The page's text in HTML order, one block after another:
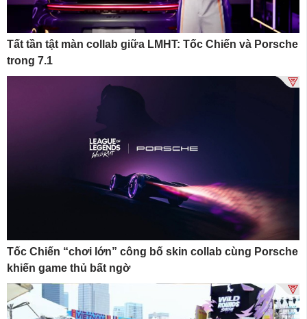
Tất tần tật màn collab giữa LMHT: Tốc Chiến và Porsche
trong 7.1
Tốc Chiến “chơi lớn” công bố skin collab cùng Porsche
khiến game thủ bất ngờ